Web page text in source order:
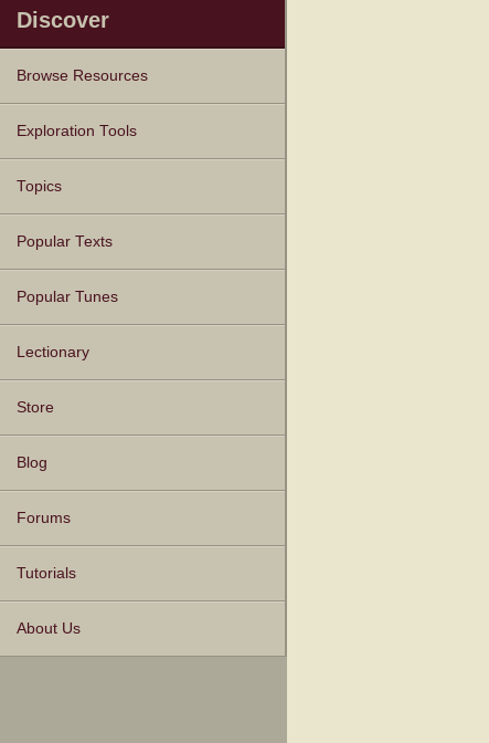
Discover
Browse Resources
Texts
Tunes
Instances
People
Hymnals
Exploration Tools
Topics
Popular Texts
Popular Tunes
Lectionary
Store
Blog
Forums
Tutorials
About Us